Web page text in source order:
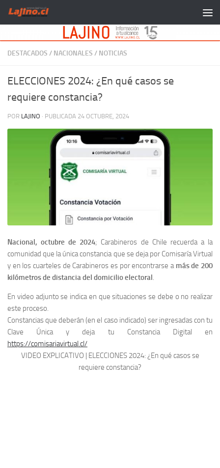
Saltar al contenido
DESTACADOS / NACIONALES / NOTICIAS
ELECCIONES 2024: ¿En qué casos se
requiere constancia?
POR LAJINO · PUBLICADA 24 OCTUBRE, 2024
Nacional, octubre de 2024; Carabineros de Chile recuerda a la
comunidad que la única constancia que se deja por Comisaría Virtual
y en los cuarteles de Carabineros es por encontrarse a más de 200
kilómetros de distancia del domicilio electoral.
En video adjunto se indica en que situaciones se debe o no realizar
este proceso.
Constancias que deberán (en el caso indicado) ser ingresadas con tu
Clave Única y deja tu Constancia Digital en
https://comisariavirtual.cl/
VIDEO EXPLICATIVO | ELECCIONES 2024: ¿En qué casos se
requiere constancia?